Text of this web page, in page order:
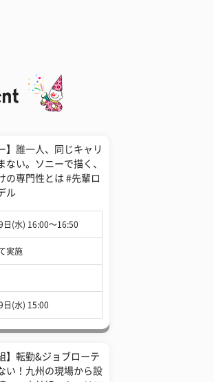
】誰一人、同じキャリ
ない。ソニーで描く、
の専門性とは #先輩ロ
ル
日(水) 16:00〜16:50
実施
日(水) 15:00
】転勤&ジョブローテ
い！九州の現場から設